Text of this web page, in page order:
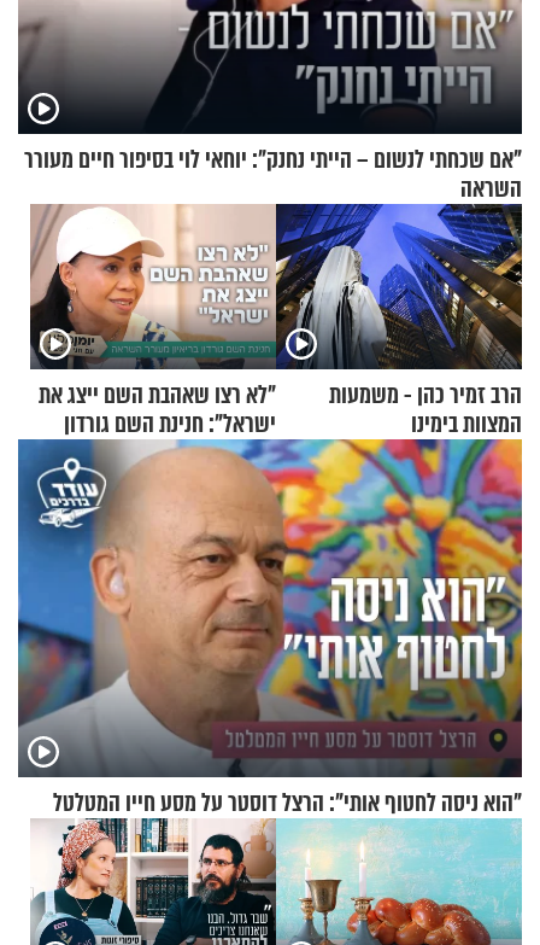
"אם שכחתי לנשום – הייתי נחנק": יוחאי לוי בסיפור חיים מעורר
השראה
הרב זמיר כהן - משמעות
המצוות בימינו
"לא רצו שאהבת השם ייצג את
ישראל": חנינת השם גורדון
בריאיון מעורר השראה
"הוא ניסה לחטוף אותי": הרצל דוסטר על מסע חייו המטלטל